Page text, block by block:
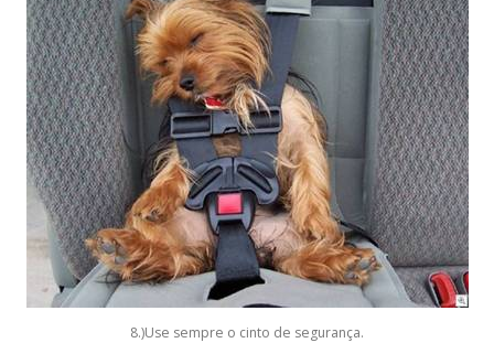
8.)Use sempre o cinto de segurança.